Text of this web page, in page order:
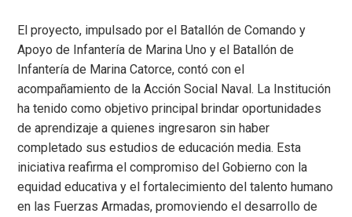
El proyecto, impulsado por el Batallón de Comando y
Apoyo de Infantería de Marina Uno y el Batallón de
Infantería de Marina Catorce, contó con el
acompañamiento de la Acción Social Naval. La Institución
ha tenido como objetivo principal brindar oportunidades
de aprendizaje a quienes ingresaron sin haber
completado sus estudios de educación media. Esta
iniciativa reafirma el compromiso del Gobierno con la
equidad educativa y el fortalecimiento del talento humano
en las Fuerzas Armadas, promoviendo el desarrollo de